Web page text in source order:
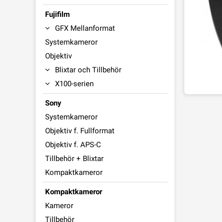
Fujifilm
GFX Mellanformat
Systemkameror
Objektiv
Blixtar och Tillbehör
X100-serien
Sony
Systemkameror
Objektiv f. Fullformat
Objektiv f. APS-C
Tillbehör + Blixtar
Kompaktkameror
Kompaktkameror
Kameror
Tillbehör